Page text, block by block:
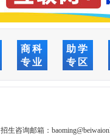
商科
专业
助学
专区
招生咨询邮箱：